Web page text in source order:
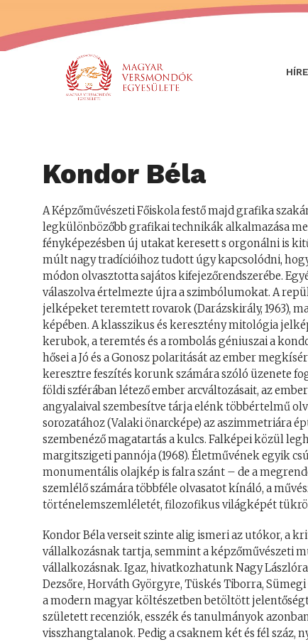
Kondor Béla
A Képzőművészeti Főiskola festő majd grafika
legkülönbözőbb grafikai technikák alkalmazása
fényképezésben új utakat keresett s orgonálni is
múlt nagy tradícióihoz tudott úgy kapcsolódni,
módon olvasztotta sajátos kifejezőrendszerébe.
válaszolva értelmezte újra a szimbólumokat. A
jelképeket teremtett rovarok (Darázskirály, 1963),
képében. A klasszikus és keresztény mitológia
kerubok, a teremtés és a rombolás géniuszai a
hősei a Jó és a Gonosz polaritását az ember
keresztre feszítés korunk számára szóló üzenete
földi szférában létező ember arcváltozásait, az
angyalaival szembesítve tárja elénk többértelmű
sorozatához (Valaki önarcképe) az aszimmetriára
szembenéző magatartás a kulcs. Falképei közül
margitszigeti pannója (1968). Életművének egyik
monumentális olajkép is falra szánt – de a
szemlélő számára többféle olvasatot kínáló, a
történelemszemléletét, filozofikus világképét
Kondor Béla verseit szinte alig ismeri az utókor, a
vállalkozásnak tartja, semmint a képzőművészeti
vállalkozásnak. Igaz, hivatkozhatunk Nagy
Dezsőre, Horváth Györgyre, Tüskés Tiborra,
a modern magyar költészetben betöltött
született recenziók, esszék és tanulmányok
visszhangtalanok. Pedig a csaknem két és fél